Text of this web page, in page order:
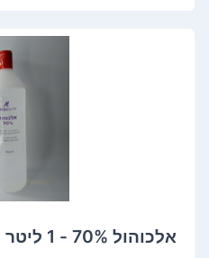
אלכוהול 70% - 1 ליטר